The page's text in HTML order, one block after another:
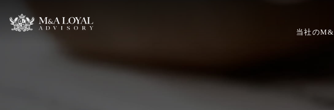
当社の